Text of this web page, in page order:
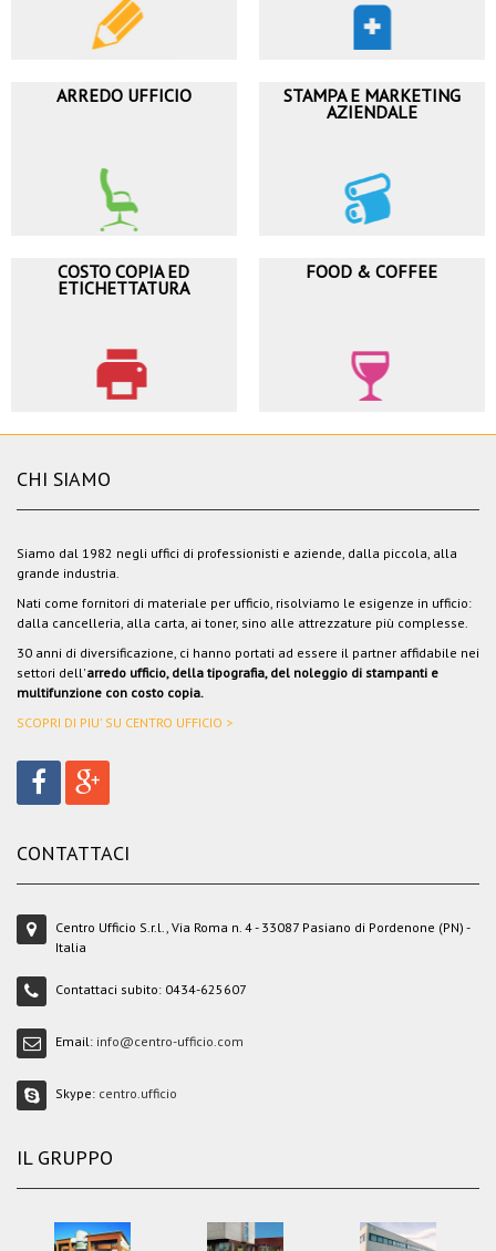
ARREDO UFFICIO STAMPA E MARKETING
AZIENDALE
COSTO COPIA ED
ETICHETTATURA
FOOD & COFFEE
CHI SIAMO
Siamo dal 1982 negli uffici di professionisti e aziende, dalla piccola, alla
grande industria.
Nati come fornitori di materiale per ufficio, risolviamo le esigenze in ufficio:
dalla cancelleria, alla carta, ai toner, sino alle attrezzature più complesse.
30 anni di diversificazione, ci hanno portati ad essere il partner affidabile nei
settori dell'arredo ufficio, della tipografia, del noleggio di stampanti e
multifunzione con costo copia.
SCOPRI DI PIU' SU CENTRO UFFICIO >
CONTATTACI
Centro Ufficio S.r.l., Via Roma n. 4 - 33087 Pasiano di Pordenone (PN) -
Italia
Contattaci subito: 0434-625607
Email: info@centro-ufficio.com
Skype: centro.ufficio
IL GRUPPO